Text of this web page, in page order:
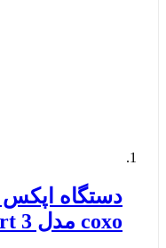
دستگاه اپکس
coxo مدل C – smart 3